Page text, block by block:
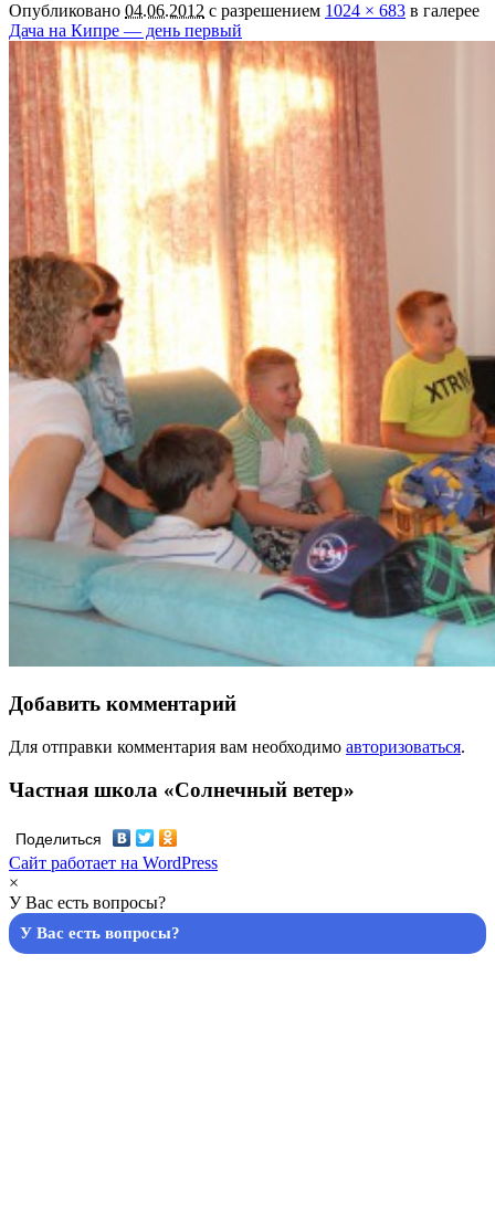
Опубликовано 04.06.2012 с разрешением 1024 × 683 в галерее
Дача на Кипре — день первый
Добавить комментарий
Для отправки комментария вам необходимо авторизоваться.
Частная школа «Солнечный ветер»
Поделиться
Сайт работает на WordPress
×
У Вас есть вопросы?
У Вас есть вопросы?